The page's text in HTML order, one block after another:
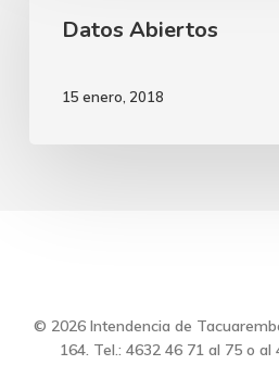
Datos Abiertos
15 enero, 2018
© 2026 Intendencia de
164. Tel.: 4632 46 71 al 75 o al